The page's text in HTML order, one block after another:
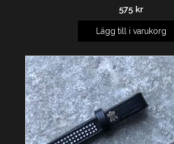
575 kr
Lägg till i varukorg